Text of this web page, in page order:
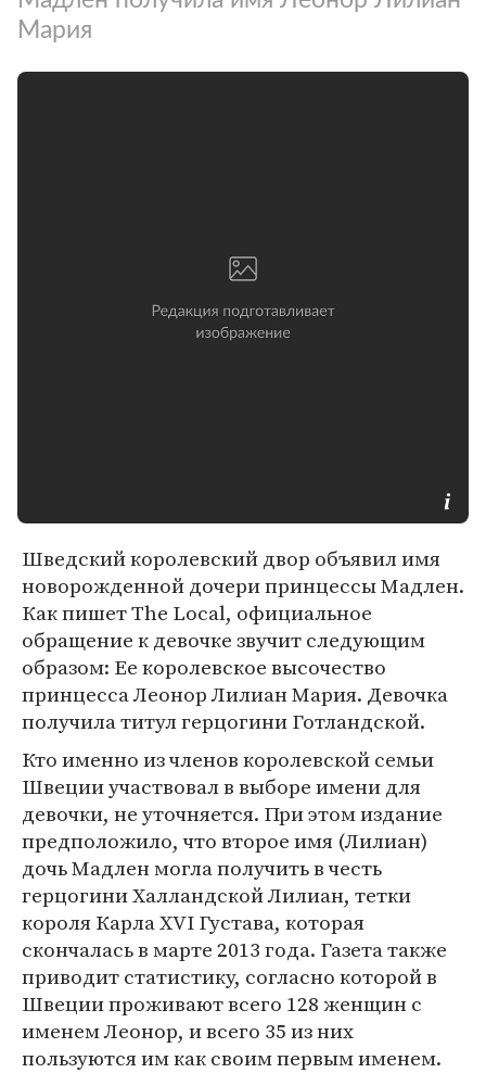
Мария
Шведский королевский двор объявил имя
новорожденной дочери принцессы Мадлен.
Как пишет The Local, официальное
обращение к девочке звучит следующим
образом: Ее королевское высочество
принцесса Леонор Лилиан Мария. Девочка
получила титул герцогини Готландской.
Кто именно из членов королевской семьи
Швеции участвовал в выборе имени для
девочки, не уточняется. При этом издание
предположило, что второе имя (Лилиан)
дочь Мадлен могла получить в честь
герцогини Халландской Лилиан, тетки
короля Карла XVI Густава, которая
скончалась в марте 2013 года. Газета также
приводит статистику, согласно которой в
Швеции проживают всего 128 женщин с
именем Леонор, и всего 35 из них
пользуются им как своим первым именем.